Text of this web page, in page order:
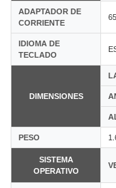
ADAPTADOR DE
CORRIENTE
IDIOMA DE
TECLADO
DIMENSIONES
PESO
SISTEMA
OPERATIVO